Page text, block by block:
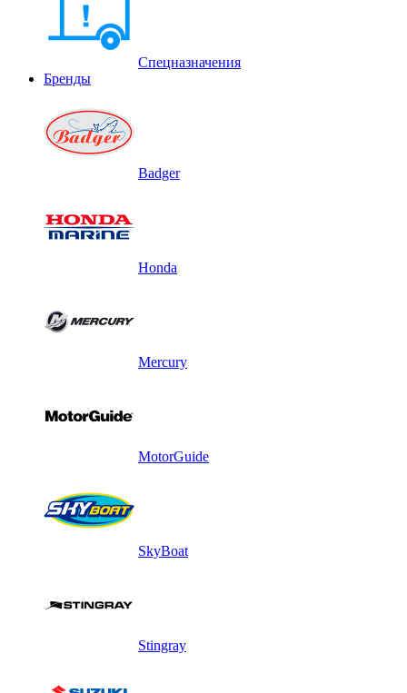
Спецназначения
Бренды
Badger
Honda
Mercury
MotorGuide
SkyBoat
Stingray